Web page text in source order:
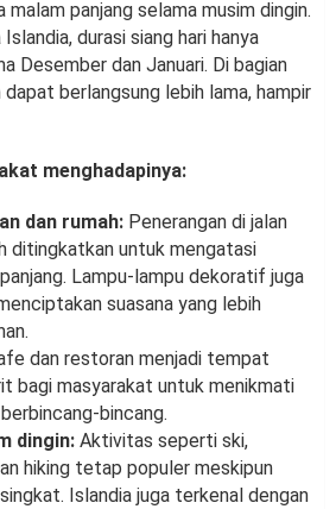
panjang selama musim dingin.
durasi siang hari hanya
Desember dan Januari. Di bagian
berlangsung lebih lama, hampir
menghadapinya:
dan rumah: Penerangan di jalan
ditingkatkan untuk mengatasi
Lampu-lampu dekoratif juga
suasana yang lebih
dan restoran menjadi tempat
bagi masyarakat untuk menikmati
bincang.
dingin: Aktivitas seperti ski,
hiking tetap populer meskipun
Islandia juga terkenal dengan